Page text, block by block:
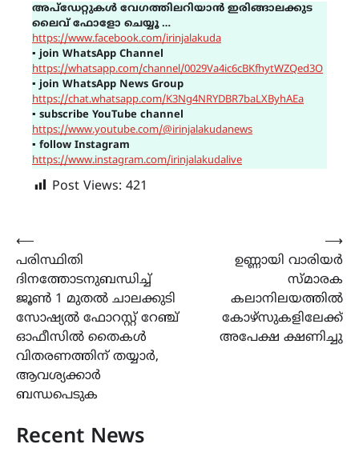
അപ്ഡേറ്റുകൾ വേഗത്തിലറിയാൻ ഇരിങ്ങാലക്കുട
ലൈവ് ഫോളോ ചെയ്യൂ …
https://www.facebook.com/irinjalakuda
▪ join WhatsApp Channel
https://whatsapp.com/channel/0029Va4ic6cBKfhytWZQed3O
▪ join WhatsApp News Group
https://chat.whatsapp.com/K3Ng4NRYDBR7baLXByhAEa
▪ subscribe YouTube channel
https://www.youtube.com/@irinjalakudanews
▪ follow Instagram
https://www.instagram.com/irinjalakudalive
Post Views: 421
Post
navigation
⟵
പരിസ്ഥിതി
ദിനത്തോടനുബന്ധിച്ച്
ജൂൺ 1 മുതൽ ചാലക്കുടി
സോഷ്യൽ ഫോറസ്റ്റ് റേഞ്ച്
ഓഫീസിൽ തൈകൾ
വിതരണത്തിന് തയ്യാർ,
ആവശ്യക്കാർ
ബന്ധപെടുക
ഉണ്ണായി വാരിയർ
സ്മാരക
കലാനിലയത്തിൽ
കോഴ്സുകളിലേക്ക്
അപേക്ഷ ക്ഷണിച്ചു
⟶
Recent News